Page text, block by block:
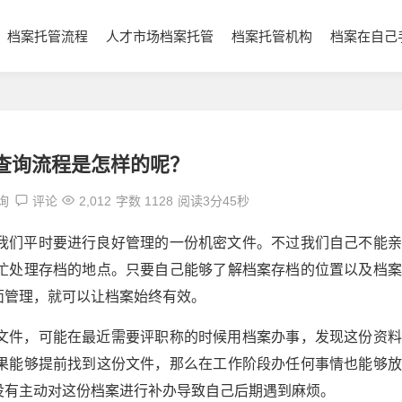
档案托管流程 人才市场档案托管 档案托管机构 档案在自己
询流程是怎样的呢？
评论 2,012 字数 1128 阅读3分45秒
平时要进行良好管理的一份机密文件。不过我们自己不能
理存档的地点。只要自己能够了解档案存档的位置以及档
理，就可以让档案始终有效。
，可能在最近需要评职称的时候用档案办事，发现这份资
够提前找到这份文件，那么在工作阶段办任何事情也能够
主动对这份档案进行补办导致自己后期遇到麻烦。